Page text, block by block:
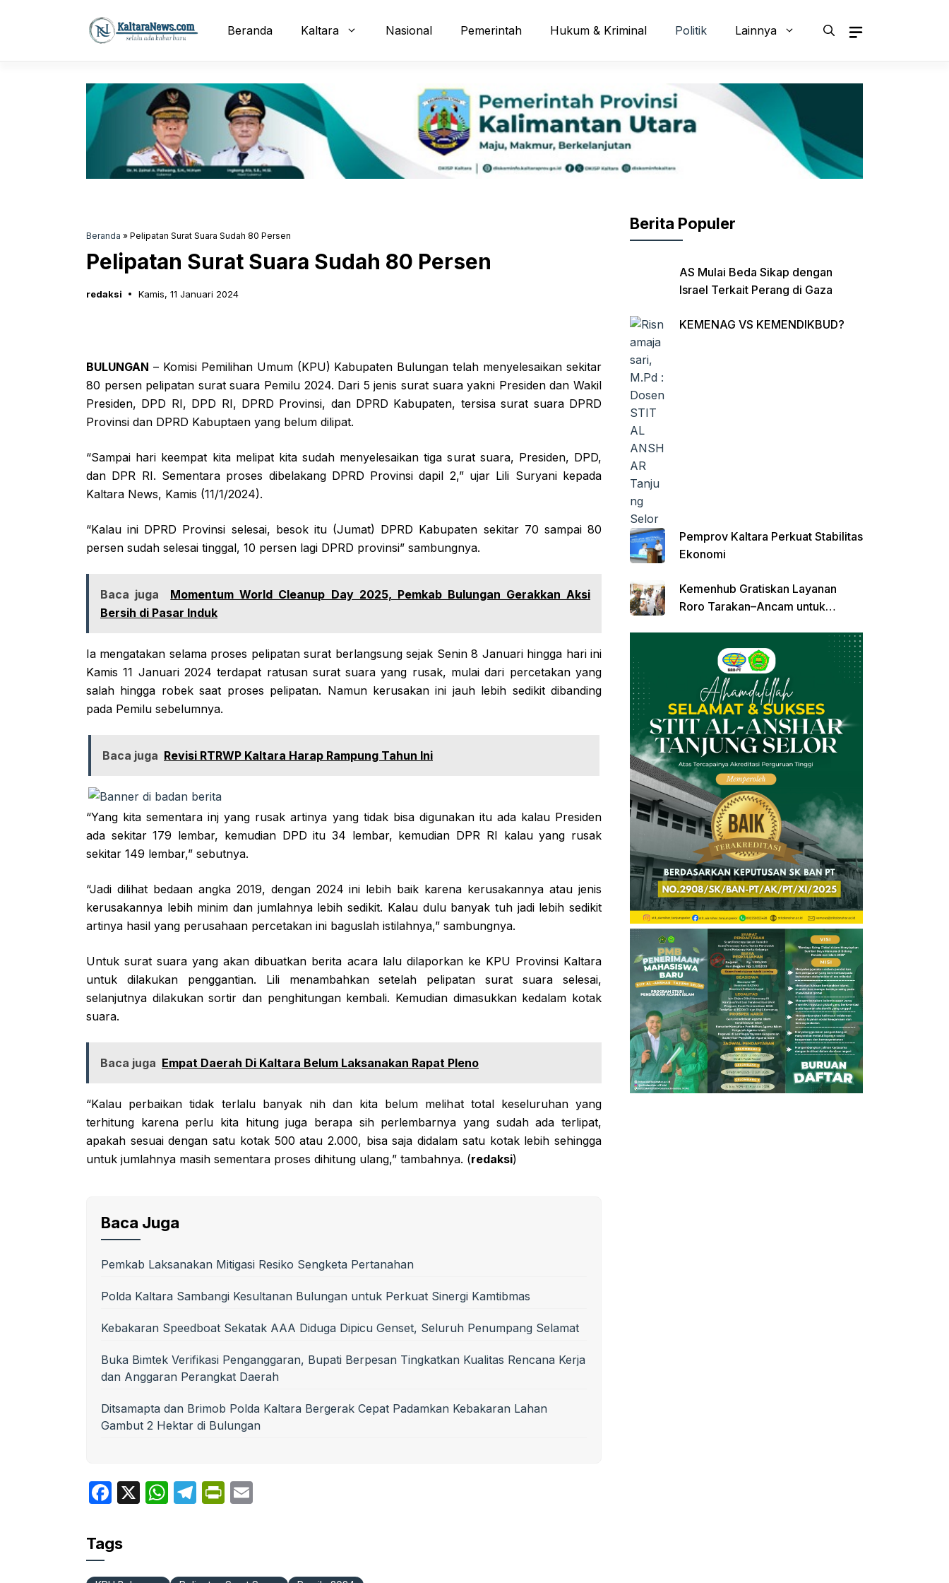
Beranda Kaltara Nasional Pemerintah Hukum & Kriminal Politik Lainnya
Beranda » Pelipatan Surat Suara Sudah 80 Persen
Pelipatan Surat Suara Sudah 80 Persen
redaksi Kamis, 11 Januari 2024
BULUNGAN – Komisi Pemilihan Umum (KPU) Kabupaten Bulungan telah menyelesaikan sekitar
80 persen pelipatan surat suara Pemilu 2024. Dari 5 jenis surat suara yakni Presiden dan Wakil
Presiden, DPD RI, DPD RI, DPRD Provinsi, dan DPRD Kabupaten, tersisa surat suara DPRD
Provinsi dan DPRD Kabuptaen yang belum dilipat.
“Sampai hari keempat kita melipat kita sudah menyelesaikan tiga surat suara, Presiden, DPD,
dan DPR RI. Sementara proses dibelakang DPRD Provinsi dapil 2,” ujar Lili Suryani kepada
Kaltara News, Kamis (11/1/2024).
“Kalau ini DPRD Provinsi selesai, besok itu (Jumat) DPRD Kabupaten sekitar 70 sampai 80
persen sudah selesai tinggal, 10 persen lagi DPRD provinsi” sambungnya.
Baca juga
Momentum World Cleanup Day 2025, Pemkab Bulungan Gerakkan Aksi
Bersih di Pasar Induk
Ia mengatakan selama proses pelipatan surat berlangsung sejak Senin 8 Januari hingga hari ini
Kamis 11 Januari 2024 terdapat ratusan surat suara yang rusak, mulai dari percetakan yang
salah hingga robek saat proses pelipatan. Namun kerusakan ini jauh lebih sedikit dibanding
pada Pemilu sebelumnya.
Baca juga Revisi RTRWP Kaltara Harap Rampung Tahun Ini
“Yang kita sementara inj yang rusak artinya yang tidak bisa digunakan itu ada kalau Presiden
ada sekitar 179 lembar, kemudian DPD itu 34 lembar, kemudian DPR RI kalau yang rusak
sekitar 149 lembar,” sebutnya.
“Jadi dilihat bedaan angka 2019, dengan 2024 ini lebih baik karena kerusakannya atau jenis
kerusakannya lebih minim dan jumlahnya lebih sedikit. Kalau dulu banyak tuh jadi lebih sedikit
artinya hasil yang perusahaan percetakan ini baguslah istilahnya,” sambungnya.
Untuk surat suara yang akan dibuatkan berita acara lalu dilaporkan ke KPU Provinsi Kaltara
untuk dilakukan penggantian. Lili menambahkan setelah pelipatan surat suara selesai,
selanjutnya dilakukan sortir dan penghitungan kembali. Kemudian dimasukkan kedalam kotak
suara.
Baca juga Empat Daerah Di Kaltara Belum Laksanakan Rapat Pleno
“Kalau perbaikan tidak terlalu banyak nih dan kita belum melihat total keseluruhan yang
terhitung karena perlu kita hitung juga berapa sih perlembarnya yang sudah ada terlipat,
apakah sesuai dengan satu kotak 500 atau 2.000, bisa saja didalam satu kotak lebih sehingga
untuk jumlahnya masih sementara proses dihitung ulang,” tambahnya. (redaksi)
Baca Juga
Pemkab Laksanakan Mitigasi Resiko Sengketa Pertanahan
Polda Kaltara Sambangi Kesultanan Bulungan untuk Perkuat Sinergi Kamtibmas
Kebakaran Speedboat Sekatak AAA Diduga Dipicu Genset, Seluruh Penumpang Selamat
Buka Bimtek Verifikasi Penganggaran, Bupati Berpesan Tingkatkan Kualitas Rencana Kerja
dan Anggaran Perangkat Daerah
Ditsamapta dan Brimob Polda Kaltara Bergerak Cepat Padamkan Kebakaran Lahan
Gambut 2 Hektar di Bulungan
F
c
e
X
W T
P
Tags
Berita Populer
AS Mulai Beda Sikap dengan
Israel Terkait Perang di Gaza
KEMENAG VS KEMENDIKBUD?
Pemprov Kaltara Perkuat Stabilitas
Ekonomi
Kemenhub Gratiskan Layanan
Roro Tarakan–Ancam untuk